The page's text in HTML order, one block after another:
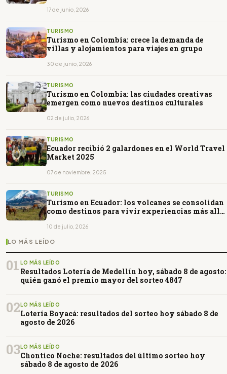
17 de junio, 2026
TURISMO
Turismo en Colombia: crece la demanda de
villas y alojamientos para viajes en grupo
30 de junio, 2026
TURISMO
Turismo en Colombia: las ciudades creativas
emergen como nuevos destinos culturales
02 de julio, 2026
TURISMO
Ecuador recibió 2 galardones en el World Travel
Market 2025
07 de noviembre, 2025
TURISMO
Turismo en Ecuador: los volcanes se consolidan
como destinos para vivir experiencias más allá
10 de julio, 2026
LO MÁS LEÍDO
01 LO MÁS LEÍDO
Resultados Lotería de Medellín hoy, sábado 8 de agosto:
quién ganó el premio mayor del sorteo 4847
02 LO MÁS LEÍDO
Lotería Boyacá: resultados del sorteo hoy sábado 8 de
agosto de 2026
03LO MÁS LEÍDO
Chontico Noche: resultados del último sorteo hoy
sábado 8 de agosto de 2026